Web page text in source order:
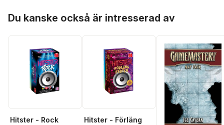
Du kanske också är intresserad av
Hitster - Rock
Hitster - Förläng